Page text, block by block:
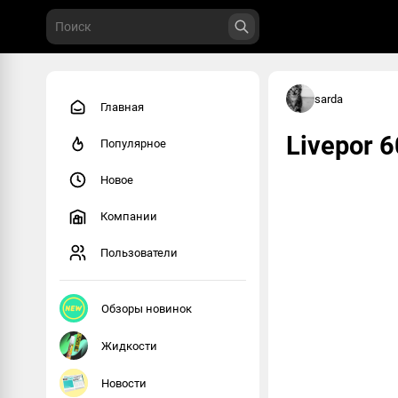
Главная
Популярное
Новое
Компании
Пользователи
Обзоры новинок
Жидкости
Новости
sarda
Livepor